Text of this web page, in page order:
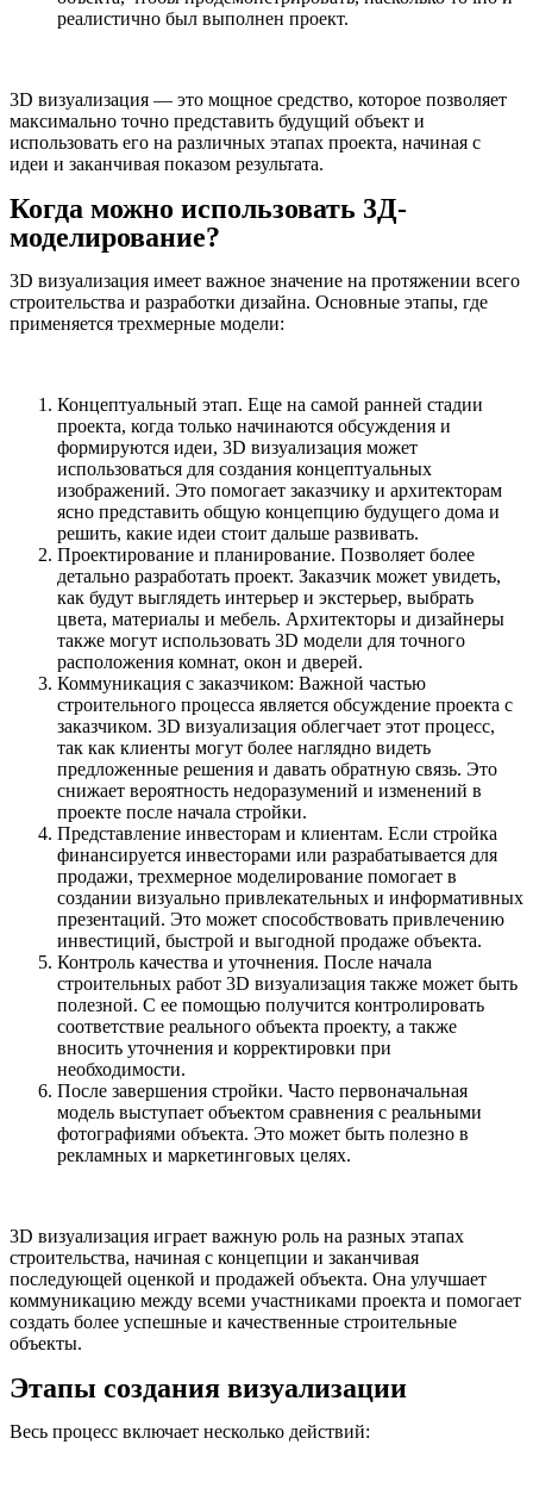
реалистично был выполнен проект.
3D визуализация — это мощное средство, которое позволяет
максимально точно представить будущий объект и
использовать его на различных этапах проекта, начиная с
идеи и заканчивая показом результата.
Когда можно использовать 3Д-
моделирование?
3D визуализация имеет важное значение на протяжении всего
строительства и разработки дизайна. Основные этапы, где
применяется трехмерные модели:
Концептуальный этап. Еще на самой ранней стадии
проекта, когда только начинаются обсуждения и
формируются идеи, 3D визуализация может
использоваться для создания концептуальных
изображений. Это помогает заказчику и архитекторам
ясно представить общую концепцию будущего дома и
решить, какие идеи стоит дальше развивать.
Проектирование и планирование. Позволяет более
детально разработать проект. Заказчик может увидеть,
как будут выглядеть интерьер и экстерьер, выбрать
цвета, материалы и мебель. Архитекторы и дизайнеры
также могут использовать 3D модели для точного
расположения комнат, окон и дверей.
Коммуникация с заказчиком: Важной частью
строительного процесса является обсуждение проекта с
заказчиком. 3D визуализация облегчает этот процесс,
так как клиенты могут более наглядно видеть
предложенные решения и давать обратную связь. Это
снижает вероятность недоразумений и изменений в
проекте после начала стройки.
Представление инвесторам и клиентам. Если стройка
финансируется инвесторами или разрабатывается для
продажи, трехмерное моделирование помогает в
создании визуально привлекательных и информативных
презентаций. Это может способствовать привлечению
инвестиций, быстрой и выгодной продаже объекта.
Контроль качества и уточнения. После начала
строительных работ 3D визуализация также может быть
полезной. С ее помощью получится контролировать
соответствие реального объекта проекту, а также
вносить уточнения и корректировки при
необходимости.
После завершения стройки. Часто первоначальная
модель выступает объектом сравнения с реальными
фотографиями объекта. Это может быть полезно в
рекламных и маркетинговых целях.
3D визуализация играет важную роль на разных этапах
строительства, начиная с концепции и заканчивая
последующей оценкой и продажей объекта. Она улучшает
коммуникацию между всеми участниками проекта и помогает
создать более успешные и качественные строительные
объекты.
Этапы создания визуализации
Весь процесс включает несколько действий: